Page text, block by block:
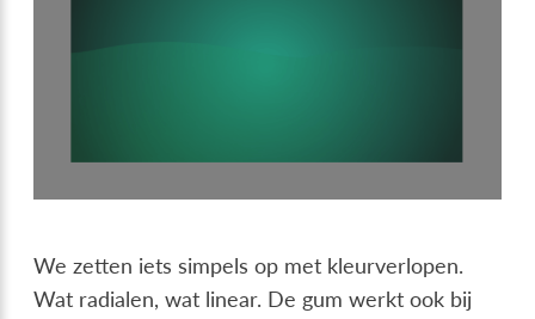
We zetten iets simpels op met kleurverlopen.
Wat radialen, wat linear. De gum werkt ook bij